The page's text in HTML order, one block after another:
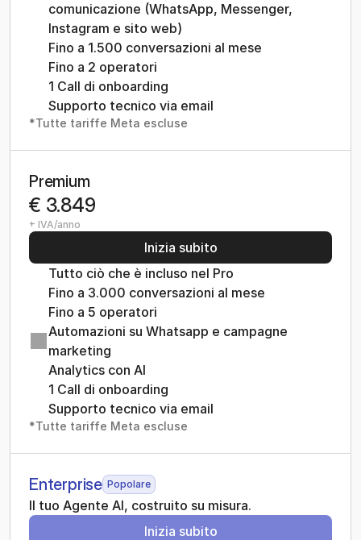
comunicazione (WhatsApp, Messenger,
Instagram e sito web)
Fino a 1.500 conversazioni al mese
Fino a 2 operatori
1 Call di onboarding
Supporto tecnico via email
*Tutte tariffe Meta escluse
Premium
€ 3.849
+ IVA/anno
Inizia subito
Tutto ciò che è incluso nel Pro
Fino a 3.000 conversazioni al mese
Fino a 5 operatori
Automazioni su Whatsapp e campagne
marketing
Analytics con AI
1 Call di onboarding
Supporto tecnico via email
*Tutte tariffe Meta escluse
Enterprise Popolare
Il tuo Agente AI, costruito su misura.
Inizia subito